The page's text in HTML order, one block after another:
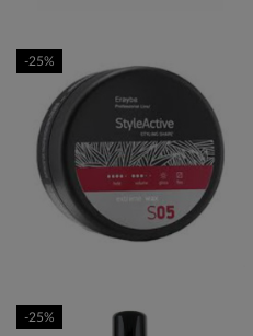
-25%
-25%